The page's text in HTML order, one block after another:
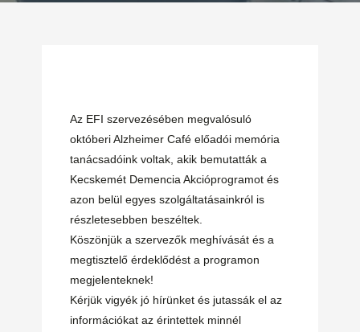
Az EFI szervezésében megvalósuló
októberi Alzheimer Café előadói memória
tanácsadóink voltak, akik bemutatták a
Kecskemét Demencia Akcióprogramot és
azon belül egyes szolgáltatásainkról is
részletesebben beszéltek.
Köszönjük a szervezők meghívását és a
megtisztelő érdeklődést a programon
megjelenteknek!
Kérjük vigyék jó hírünket és jutassák el az
információkat az érintettek minnél